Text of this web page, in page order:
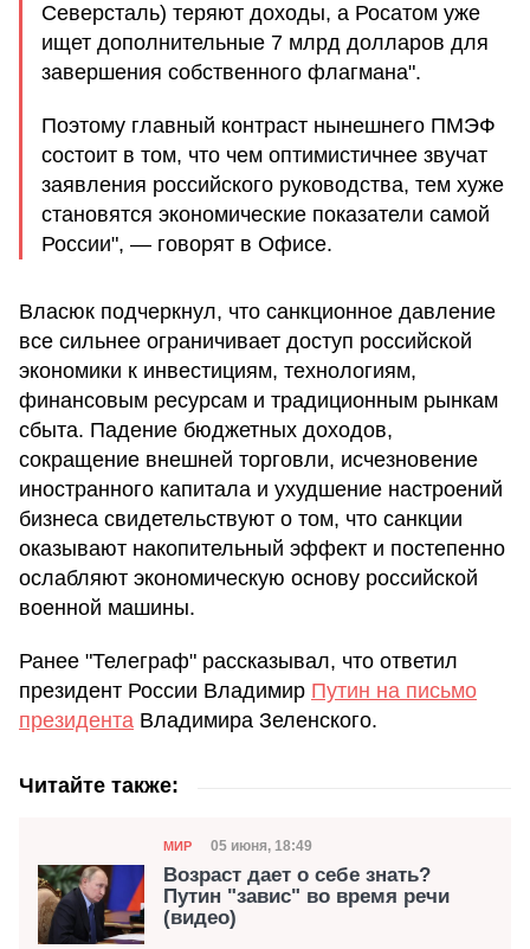
Северсталь) теряют доходы, а Росатом уже
ищет дополнительные 7 млрд долларов для
завершения собственного флагмана".
Поэтому главный контраст нынешнего ПМЭФ
состоит в том, что чем оптимистичнее звучат
заявления российского руководства, тем хуже
становятся экономические показатели самой
России", — говорят в Офисе.
Власюк подчеркнул, что санкционное давление
все сильнее ограничивает доступ российской
экономики к инвестициям, технологиям,
финансовым ресурсам и традиционным рынкам
сбыта. Падение бюджетных доходов,
сокращение внешней торговли, исчезновение
иностранного капитала и ухудшение настроений
бизнеса свидетельствуют о том, что санкции
оказывают накопительный эффект и постепенно
ослабляют экономическую основу российской
военной машины.
Ранее "Телеграф" рассказывал, что ответил
президент России Владимир Путин на письмо
президента Владимира Зеленского.
Читайте также:
Категория
МИР Дата публикации
05 июня, 18:49
Возраст дает о себе знать?
Путин "завис" во время речи
(видео)